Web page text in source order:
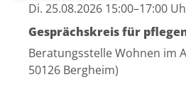
Di. 25.08.2026 15:00–17:00
Gesprächskreis für
Beratungsstelle Wohnen im
50126 Bergheim)